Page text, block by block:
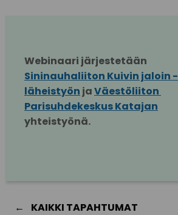
Sininauhaliiton Kuivin jaloin -
läheistyön ja Väestöliiton
Parisuhdekeskus Katajan
yhteistyönä.
KAIKKI TAPAHTUMAT